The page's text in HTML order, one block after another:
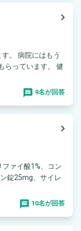
navigate_next
。 病院にはもう
っています。 健
9名が回答
navigate_next
ァイ酸1%、コン
錠25mg、サイレ
10名が回答